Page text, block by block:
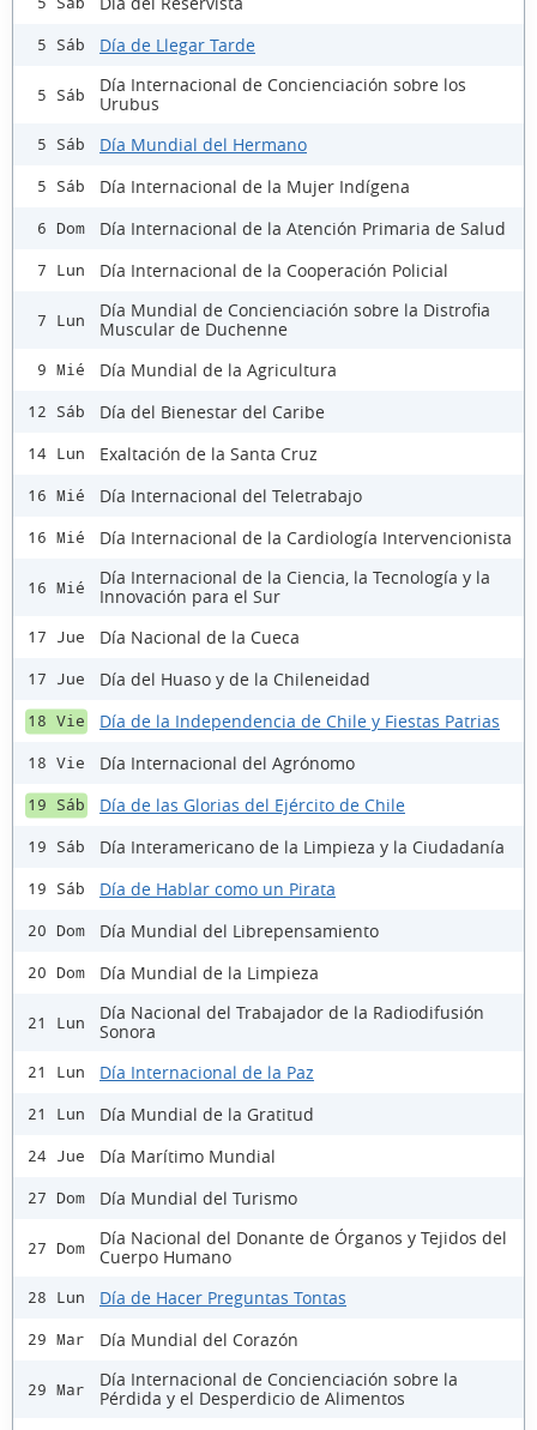
5 Sáb Día de Llegar Tarde
5 Sáb
Día Internacional de Concienciación sobre los
Urubus
5 Sáb Día Mundial del Hermano
5 Sáb Día Internacional de la Mujer Indígena
6 Dom Día Internacional de la Atención Primaria de Salud
7 Lun Día Internacional de la Cooperación Policial
7 Lun
Día Mundial de Concienciación sobre la Distrofia
Muscular de Duchenne
9 Mié Día Mundial de la Agricultura
12 Sáb Día del Bienestar del Caribe
14 Lun Exaltación de la Santa Cruz
16 Mié Día Internacional del Teletrabajo
16 Mié Día Internacional de la Cardiología Intervencionista
16 Mié
Día Internacional de la Ciencia, la Tecnología y la
Innovación para el Sur
17 Jue Día Nacional de la Cueca
17 Jue Día del Huaso y de la Chileneidad
18 Vie Día de la Independencia de Chile y Fiestas Patrias
18 Vie Día Internacional del Agrónomo
19 Sáb Día de las Glorias del Ejército de Chile
19 Sáb Día Interamericano de la Limpieza y la Ciudadanía
19 Sáb Día de Hablar como un Pirata
20 Dom Día Mundial del Librepensamiento
20 Dom Día Mundial de la Limpieza
21 Lun
Día Nacional del Trabajador de la Radiodifusión
Sonora
21 Lun Día Internacional de la Paz
21 Lun Día Mundial de la Gratitud
24 Jue Día Marítimo Mundial
27 Dom Día Mundial del Turismo
27 Dom
Día Nacional del Donante de Órganos y Tejidos del
Cuerpo Humano
28 Lun Día de Hacer Preguntas Tontas
29 Mar Día Mundial del Corazón
29 Mar
Día Internacional de Concienciación sobre la
Pérdida y el Desperdicio de Alimentos